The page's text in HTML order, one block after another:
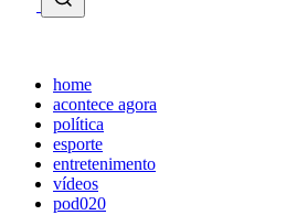
home
acontece agora
política
esporte
entretenimento
vídeos
pod020